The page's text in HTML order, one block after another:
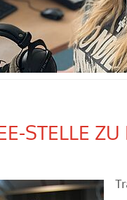
STELLE ZU